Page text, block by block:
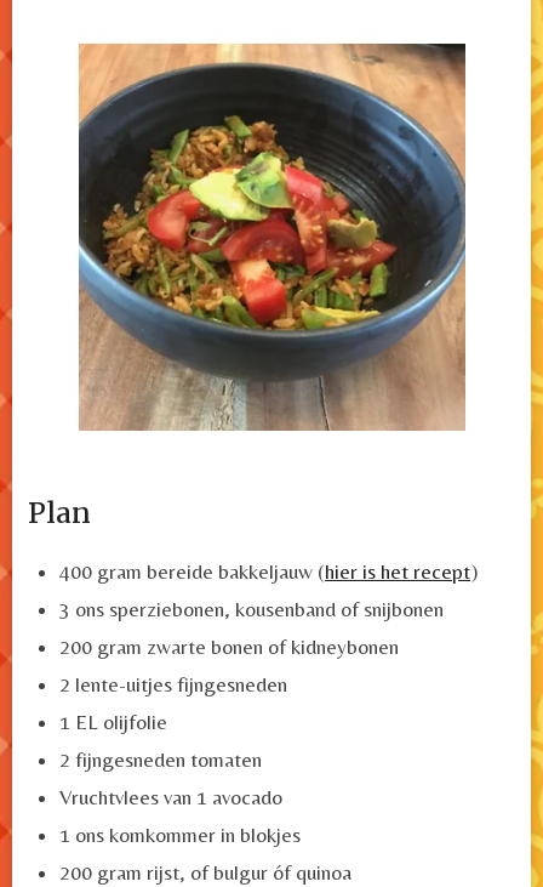
Plan
400 gram bereide bakkeljauw (hier is het recept)
3 ons sperziebonen, kousenband of snijbonen
200 gram zwarte bonen of kidneybonen
2 lente-uitjes fijngesneden
1 EL olijfolie
2 fijngesneden tomaten
Vruchtvlees van 1 avocado
1 ons komkommer in blokjes
200 gram rijst, of bulgur óf quinoa